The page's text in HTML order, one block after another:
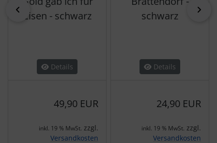
zurück
Eisen - schwarz
Details
49,90 EUR
inkl. 19 % MwSt. zzgl.
Versandkosten
schwarz
Details
24,90 EUR
inkl. 19 % MwSt. zzgl.
Versandkosten